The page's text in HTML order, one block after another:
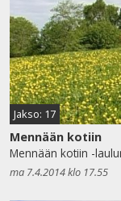
Jakso: 17
Mennään kotiin
Mennään kotiin -
ma 7.4.2014 klo 17.55